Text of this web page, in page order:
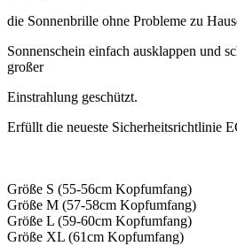
die Sonnenbrille ohne Probleme zu
Sonnenschein einfach ausklappen und
großer
Einstrahlung geschützt.
Erfüllt die neueste Sicherheitsrichtlinie
Größe S (55-56cm Kopfumfang)
Größe M (57-58cm Kopfumfang)
Größe L (59-60cm Kopfumfang)
Größe XL (61cm Kopfumfang)